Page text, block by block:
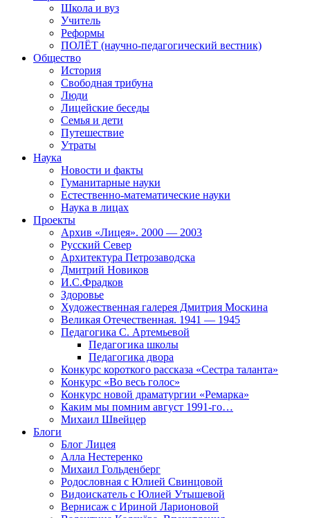
Школа и вуз
Учитель
Реформы
ПОЛЁТ (научно-педагогический вестник)
Общество
История
Свободная трибуна
Люди
Лицейские беседы
Семья и дети
Путешествие
Утраты
Наука
Новости и факты
Гуманитарные науки
Естественно-математические науки
Наука в лицах
Проекты
Архив «Лицея». 2000 — 2003
Русский Север
Архитектура Петрозаводска
Дмитрий Новиков
И.С.Фрадков
Здоровье
Художественная галерея Дмитрия Москина
Великая Отечественная. 1941 — 1945
Педагогика С. Артемьевой
Педагогика школы
Педагогика двора
Конкурс короткого рассказа «Сестра таланта»
Конкурс «Во весь голос»
Конкурс новой драматургии «Ремарка»
Каким мы помним август 1991-го…
Михаил Швейцер
Блоги
Блог Лицея
Алла Нестеренко
Михаил Гольденберг
Родословная с Юлией Свинцовой
Видоискатель с Юлией Утышевой
Вернисаж с Ириной Ларионовой